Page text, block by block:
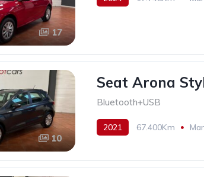
17
10
Seat Arona
Bluetooth+USB
2021 67.400Km